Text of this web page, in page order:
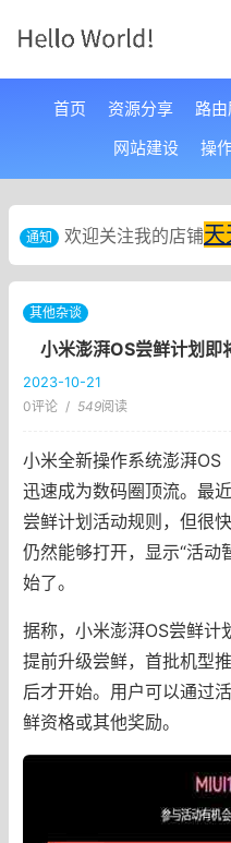
首页 资源分享 路
网站建设
操
通知 欢迎关注我的店铺天
其他杂谈
小米澎湃OS尝鲜计划即
2023-10-21
0评论 / 549阅读
小米全新操作系统澎湃OS
迅速成为数码圈顶流。最
尝鲜计划活动规则，但很
仍然能够打开，显示“活动
始了。
据称，小米澎湃OS尝鲜计
提前升级尝鲜，首批机型
后才开始。用户可以通过
鲜资格或其他奖励。